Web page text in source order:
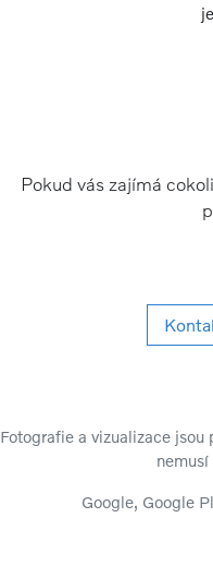
Pokud vás zajímá
Fotografie a vizualizace
Google, Google